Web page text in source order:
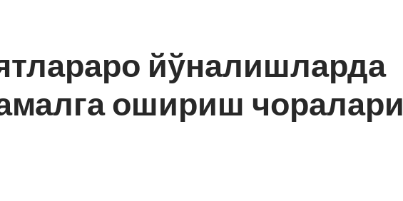
йўналишларда
ошириш чоралари